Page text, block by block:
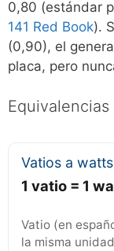
0,80 (estándar
141 Red Book).
(0,90), el
placa, pero
Equivalencias
Vatios a watts
1 vatio = 1
Vatio (en
la misma